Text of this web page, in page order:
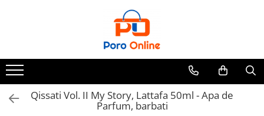
Clone
Parfum Barbati
Parfum Femei
Qissati Vol. II My Story, Lattafa 50ml - Apa de
Parfum, barbati